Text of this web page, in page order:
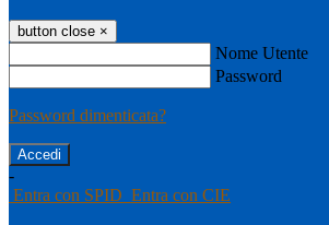
button close ×
Nome Utente
Password
Password dimenticata?
-
Entra con SPID Entra con CIE